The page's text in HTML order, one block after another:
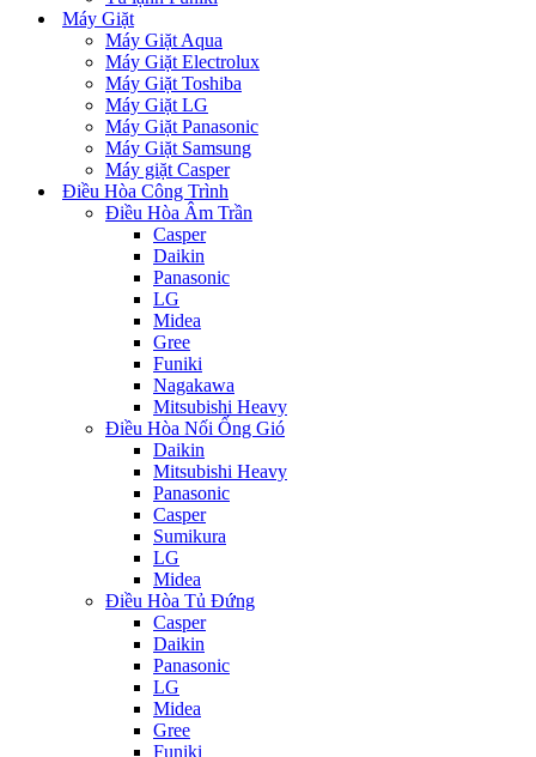
Máy Giặt
Máy Giặt Aqua
Máy Giặt Electrolux
Máy Giặt Toshiba
Máy Giặt LG
Máy Giặt Panasonic
Máy Giặt Samsung
Máy giặt Casper
Điều Hòa Công Trình
Điều Hòa Âm Trần
Casper
Daikin
Panasonic
LG
Midea
Gree
Funiki
Nagakawa
Mitsubishi Heavy
Điều Hòa Nối Ống Gió
Daikin
Mitsubishi Heavy
Panasonic
Casper
Sumikura
LG
Midea
Điều Hòa Tủ Đứng
Casper
Daikin
Panasonic
LG
Midea
Gree
Funiki